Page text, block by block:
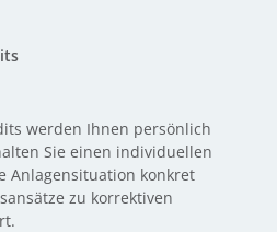
werden Ihnen persönlich
Sie einen individuellen
Anlagensituation konkret
zu korrektiven